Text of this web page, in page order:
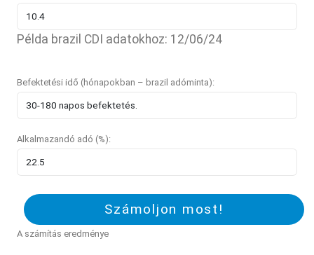
Példa brazil CDI adatokhoz: 12/06/24
Befektetési idő (hónapokban – brazil adóminta):
Alkalmazandó adó (%):
Számoljon most!
A számítás eredménye